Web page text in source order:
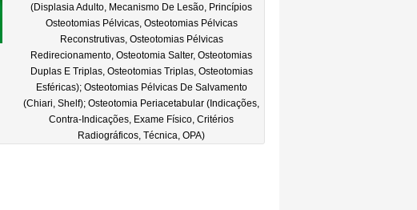
(Displasia Adulto, Mecanismo De Lesão, Princípios
Osteotomias Pélvicas, Osteotomias Pélvicas
Reconstrutivas, Osteotomias Pélvicas
Redirecionamento, Osteotomia Salter, Osteotomias
Duplas E Triplas, Osteotomias Triplas, Osteotomias
Esféricas); Osteotomias Pélvicas De Salvamento
(Chiari, Shelf); Osteotomia Periacetabular (Indicações,
Contra-Indicações, Exame Físico, Critérios
Radiográficos, Técnica, OPA)